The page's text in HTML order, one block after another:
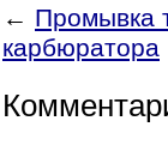
← Промывка
карбюратора